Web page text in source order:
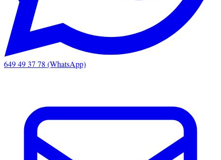
649 49 37 78 (WhatsApp)